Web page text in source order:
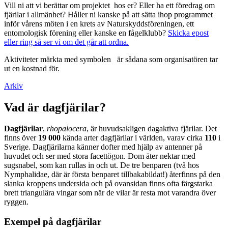
Vill ni att vi berättar om projektet hos er? Eller ha ett föredrag om
fjärilar i allmänhet? Håller ni kanske på att sätta ihop programmet
inför vårens möten i en krets av Naturskyddsföreningen, ett
entomologisk förening eller kanske en fågelklubb? Skicka epost
eller ring så ser vi om det går att ordna.
Aktiviteter märkta med symbolen
är sådana som organisatören tar
ut en kostnad för.
Arkiv
Vad är dagfjärilar?
Dagfjärilar, rhopalocera, är huvudsakligen dagaktiva fjärilar. Det
finns över 19 000 kända arter dagfjärilar i världen, varav cirka 110 i
Sverige. Dagfjärilarna känner dofter med hjälp av antenner på
huvudet och ser med stora facettögon. Dom äter nektar med
sugsnabel, som kan rullas in och ut. De tre benparen (två hos
Nymphalidae, där är första benparet tillbakabildat!) återfinns på den
slanka kroppens undersida och på ovansidan finns ofta färgstarka
brett triangulära vingar som när de vilar är resta mot varandra över
ryggen.
Exempel på dagfjärilar